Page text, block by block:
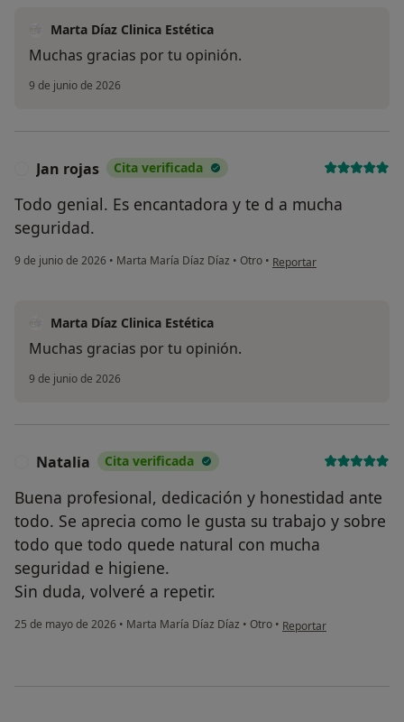
Marta Díaz Clinica Estética
Muchas gracias por tu opinión.
9 de junio de 2026
Jan rojas Cita verificada
Todo genial. Es encantadora y te d a mucha
seguridad.
9 de junio de 2026 • Marta María Díaz Díaz • Otro • en opinión del usuario
Reportar
Marta Díaz Clinica Estética
Muchas gracias por tu opinión.
9 de junio de 2026
Natalia Cita verificada
Buena profesional, dedicación y honestidad ante
todo. Se aprecia como le gusta su trabajo y sobre
todo que todo quede natural con mucha
seguridad e higiene.
Sin duda, volveré a repetir.
25 de mayo de 2026 • Marta María Díaz Díaz • Otro • en opinión del usuario
Reportar